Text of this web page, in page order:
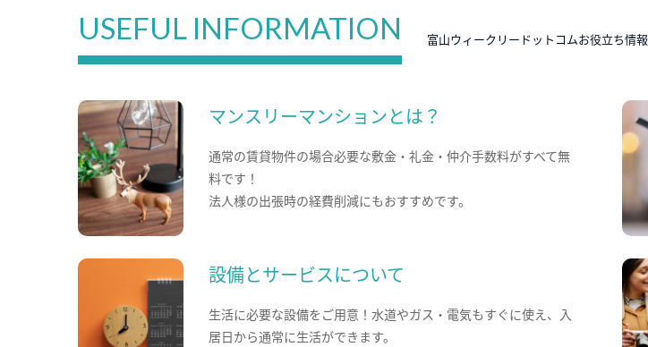
USEFUL INFORMATION 富山ウィークリードットコムお役立ち情報
マンスリーマンションとは？
通常の賃貸物件の場合必要な敷金・礼金・仲介手数料がすべて無
料です！
法人様の出張時の経費削減にもおすすめです。
設備とサービスについて
生活に必要な設備をご用意！水道やガス・電気もすぐに使え、入
居日から通常に生活ができます。